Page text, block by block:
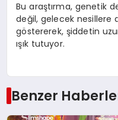
Bu araştırma, genetik
değil, gelecek nesillere
göstererek, şiddetin
ışık tutuyor.
Benzer